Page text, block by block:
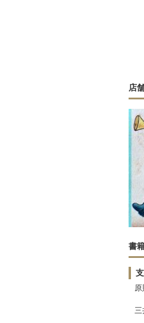
店
書